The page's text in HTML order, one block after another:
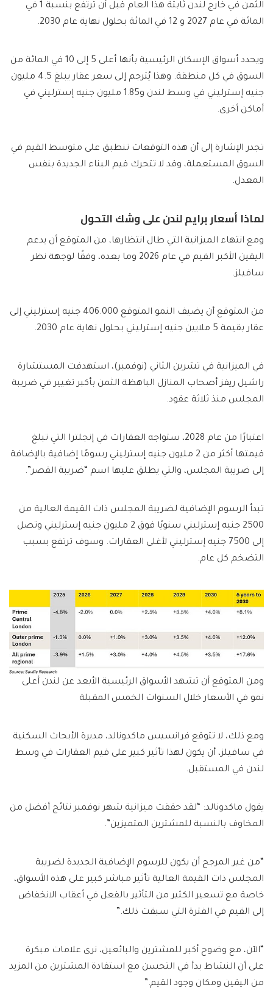
الثمن في خارج لندن ثابتة هذا العام قبل أن ترتفع بنسبة 1 في
المائة في عام 2027 و 12 في المائة بحلول نهاية عام 2030.
ويحدد أسواق الإسكان الرئيسية بأنها أعلى 5 إلى 10 في المائة من
السوق في كل منطقة. وهذا يُترجم إلى سعر عقار يبلغ 4.5 مليون
جنيه إسترليني في وسط لندن و1.85 مليون جنيه إسترليني في
أماكن أخرى.
تجدر الإشارة إلى أن هذه التوقعات تنطبق على متوسط ​​القيم في
السوق المستعملة، وقد لا تتحرك قيم البناء الجديدة بنفس
المعدل.
لماذا أسعار برايم لندن على وشك التحول
ومع انتهاء الميزانية التي طال انتظارها، من المتوقع أن يدعم
اليقين الأكبر القيم في عام 2026 وما بعده، وفقًا لوجهة نظر
سافيلز.
من المتوقع أن يضيف النمو المتوقع 406.000 جنيه إسترليني إلى
عقار بقيمة 5 ملايين جنيه إسترليني بحلول نهاية عام 2030.
في الميزانية في تشرين الثاني (نوفمبر)، استهدفت المستشارة
راشيل ريفز أصحاب المنازل الباهظة الثمن بأكبر تغيير في ضريبة
المجلس منذ ثلاثة عقود.
اعتبارًا من عام 2028، ستواجه العقارات في إنجلترا التي تبلغ
قيمتها أكثر من 2 مليون جنيه إسترليني رسومًا إضافية بالإضافة
إلى ضريبة المجلس، والتي يطلق عليها اسم “ضريبة القصر”.
تبدأ الرسوم الإضافية لضريبة المجلس ذات القيمة العالية من
2500 جنيه إسترليني سنويًا فوق 2 مليون جنيه إسترليني وتصل
إلى 7500 جنيه إسترليني لأغلى العقارات. وسوف ترتفع بسبب
التضخم كل عام.
ومن المتوقع أن تشهد الأسواق الرئيسية الأبعد عن لندن أعلى
نمو في الأسعار خلال السنوات الخمس المقبلة
ومع ذلك، لا تتوقع فرانسيس ماكدونالد، مديرة الأبحاث السكنية
في سافيلز، أن يكون لهذا تأثير كبير على قيم العقارات في وسط
لندن في المستقبل.
يقول ماكدونالد: “لقد حققت ميزانية شهر نوفمبر نتائج أفضل من
المخاوف بالنسبة للمشترين المتميزين”.
“من غير المرجح أن يكون للرسوم الإضافية الجديدة لضريبة
المجلس ذات القيمة العالية تأثير مباشر كبير على هذه الأسواق،
خاصة مع تسعير الكثير من التأثير بالفعل في أعقاب الانخفاض
إلى القيم في الفترة التي سبقت ذلك.”
“الآن، مع وضوح أكبر للمشترين والبائعين، نرى علامات مبكرة
على أن النشاط بدأ في التحسن مع استفادة المشترين من المزيد
من اليقين ومكان وجود القيم.”